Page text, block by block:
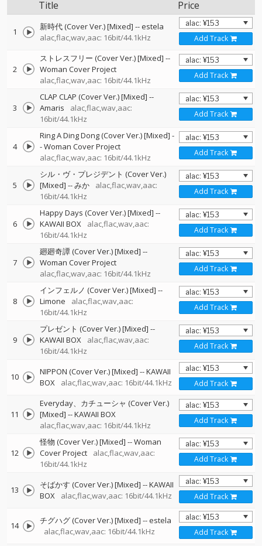
Title Price
1 新時代 (Cover Ver.) [Mixed] --estela
alac,flac,wav,aac: 16bit/44.1kHz
Add Track
2
ストレスフリー (Cover Ver.) [Mixed] --
Woman Cover Project
alac,flac,wav,aac: 16bit/44.1kHz
Add Track
3
CLAP CLAP (Cover Ver.) [Mixed] --
Amaris
alac,flac,wav,aac:
16bit/44.1kHz
Add Track
4
Ring A Ding Dong (Cover Ver.) [Mixed] -
-Woman Cover Project
alac,flac,wav,aac: 16bit/44.1kHz
Add Track
5
シル・ヴ・プレジデント (Cover Ver.)
[Mixed] --みか
alac,flac,wav,aac:
16bit/44.1kHz
Add Track
6
Happy Days (Cover Ver.) [Mixed] --
KAWAII BOX
alac,flac,wav,aac:
16bit/44.1kHz
Add Track
7
廻廻奇譚 (Cover Ver.) [Mixed] --
Woman Cover Project
alac,flac,wav,aac: 16bit/44.1kHz
Add Track
8
インフェルノ (Cover Ver.) [Mixed] --
Limone
alac,flac,wav,aac:
16bit/44.1kHz
Add Track
9
プレゼント (Cover Ver.) [Mixed] --
KAWAII BOX
alac,flac,wav,aac:
16bit/44.1kHz
Add Track
10 NIPPON (Cover Ver.) [Mixed] --KAWAII
BOX
alac,flac,wav,aac: 16bit/44.1kHz Add Track
11
Everyday、カチューシャ (Cover Ver.)
[Mixed] --KAWAII BOX
alac,flac,wav,aac: 16bit/44.1kHz
Add Track
12
怪物 (Cover Ver.) [Mixed] --Woman
Cover Project
alac,flac,wav,aac:
16bit/44.1kHz
Add Track
13 そばかす (Cover Ver.) [Mixed] --KAWAII
BOX
alac,flac,wav,aac: 16bit/44.1kHz Add Track
14 チグハグ (Cover Ver.) [Mixed] --estela
alac,flac,wav,aac: 16bit/44.1kHz
Add Track